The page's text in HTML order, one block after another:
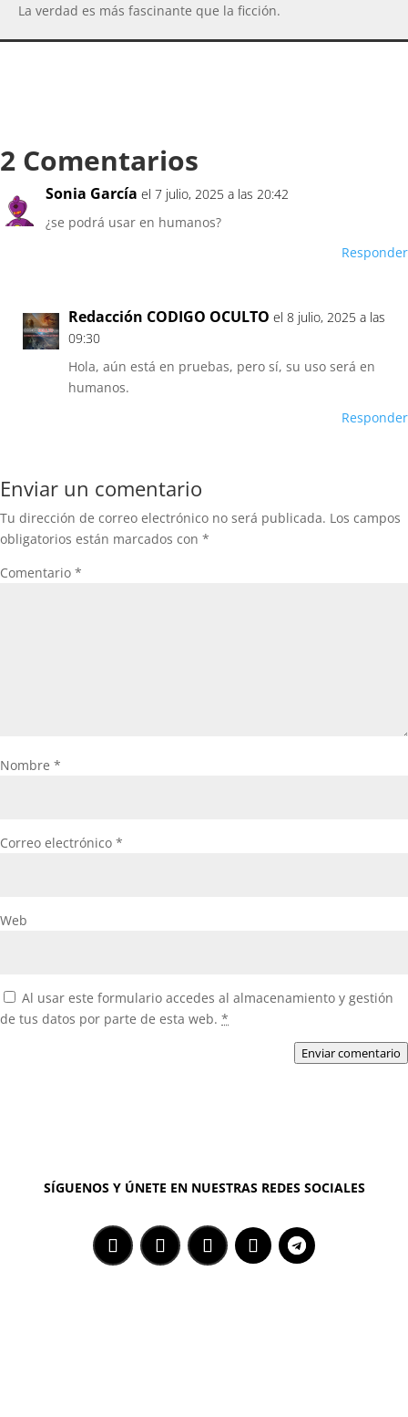
La verdad es más fascinante que la ficción.
2 Comentarios
Sonia García el 7 julio, 2025 a las 20:42
¿se podrá usar en humanos?
Responder
Redacción CODIGO OCULTO el 8 julio, 2025 a las
09:30
Hola, aún está en pruebas, pero sí, su uso será en
humanos.
Responder
Enviar un comentario
Tu dirección de correo electrónico no será publicada. Los campos
obligatorios están marcados con *
Comentario *
Nombre *
Correo electrónico *
Web
Al usar este formulario accedes al almacenamiento y gestión
de tus datos por parte de esta web. *
Enviar comentario
SÍGUENOS Y ÚNETE EN NUESTRAS REDES SOCIALES